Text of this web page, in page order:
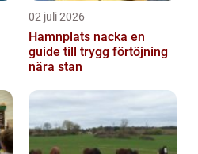
02 juli 2026
Hamnplats nacka en
guide till trygg förtöjning
nära stan